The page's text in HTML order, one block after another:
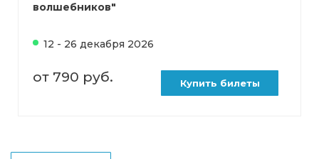
волшебников"
12 - 26 декабря 2026
от 790 руб. Купить билеты